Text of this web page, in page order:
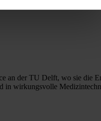
an der TU Delft, wo sie die
in wirkungsvolle